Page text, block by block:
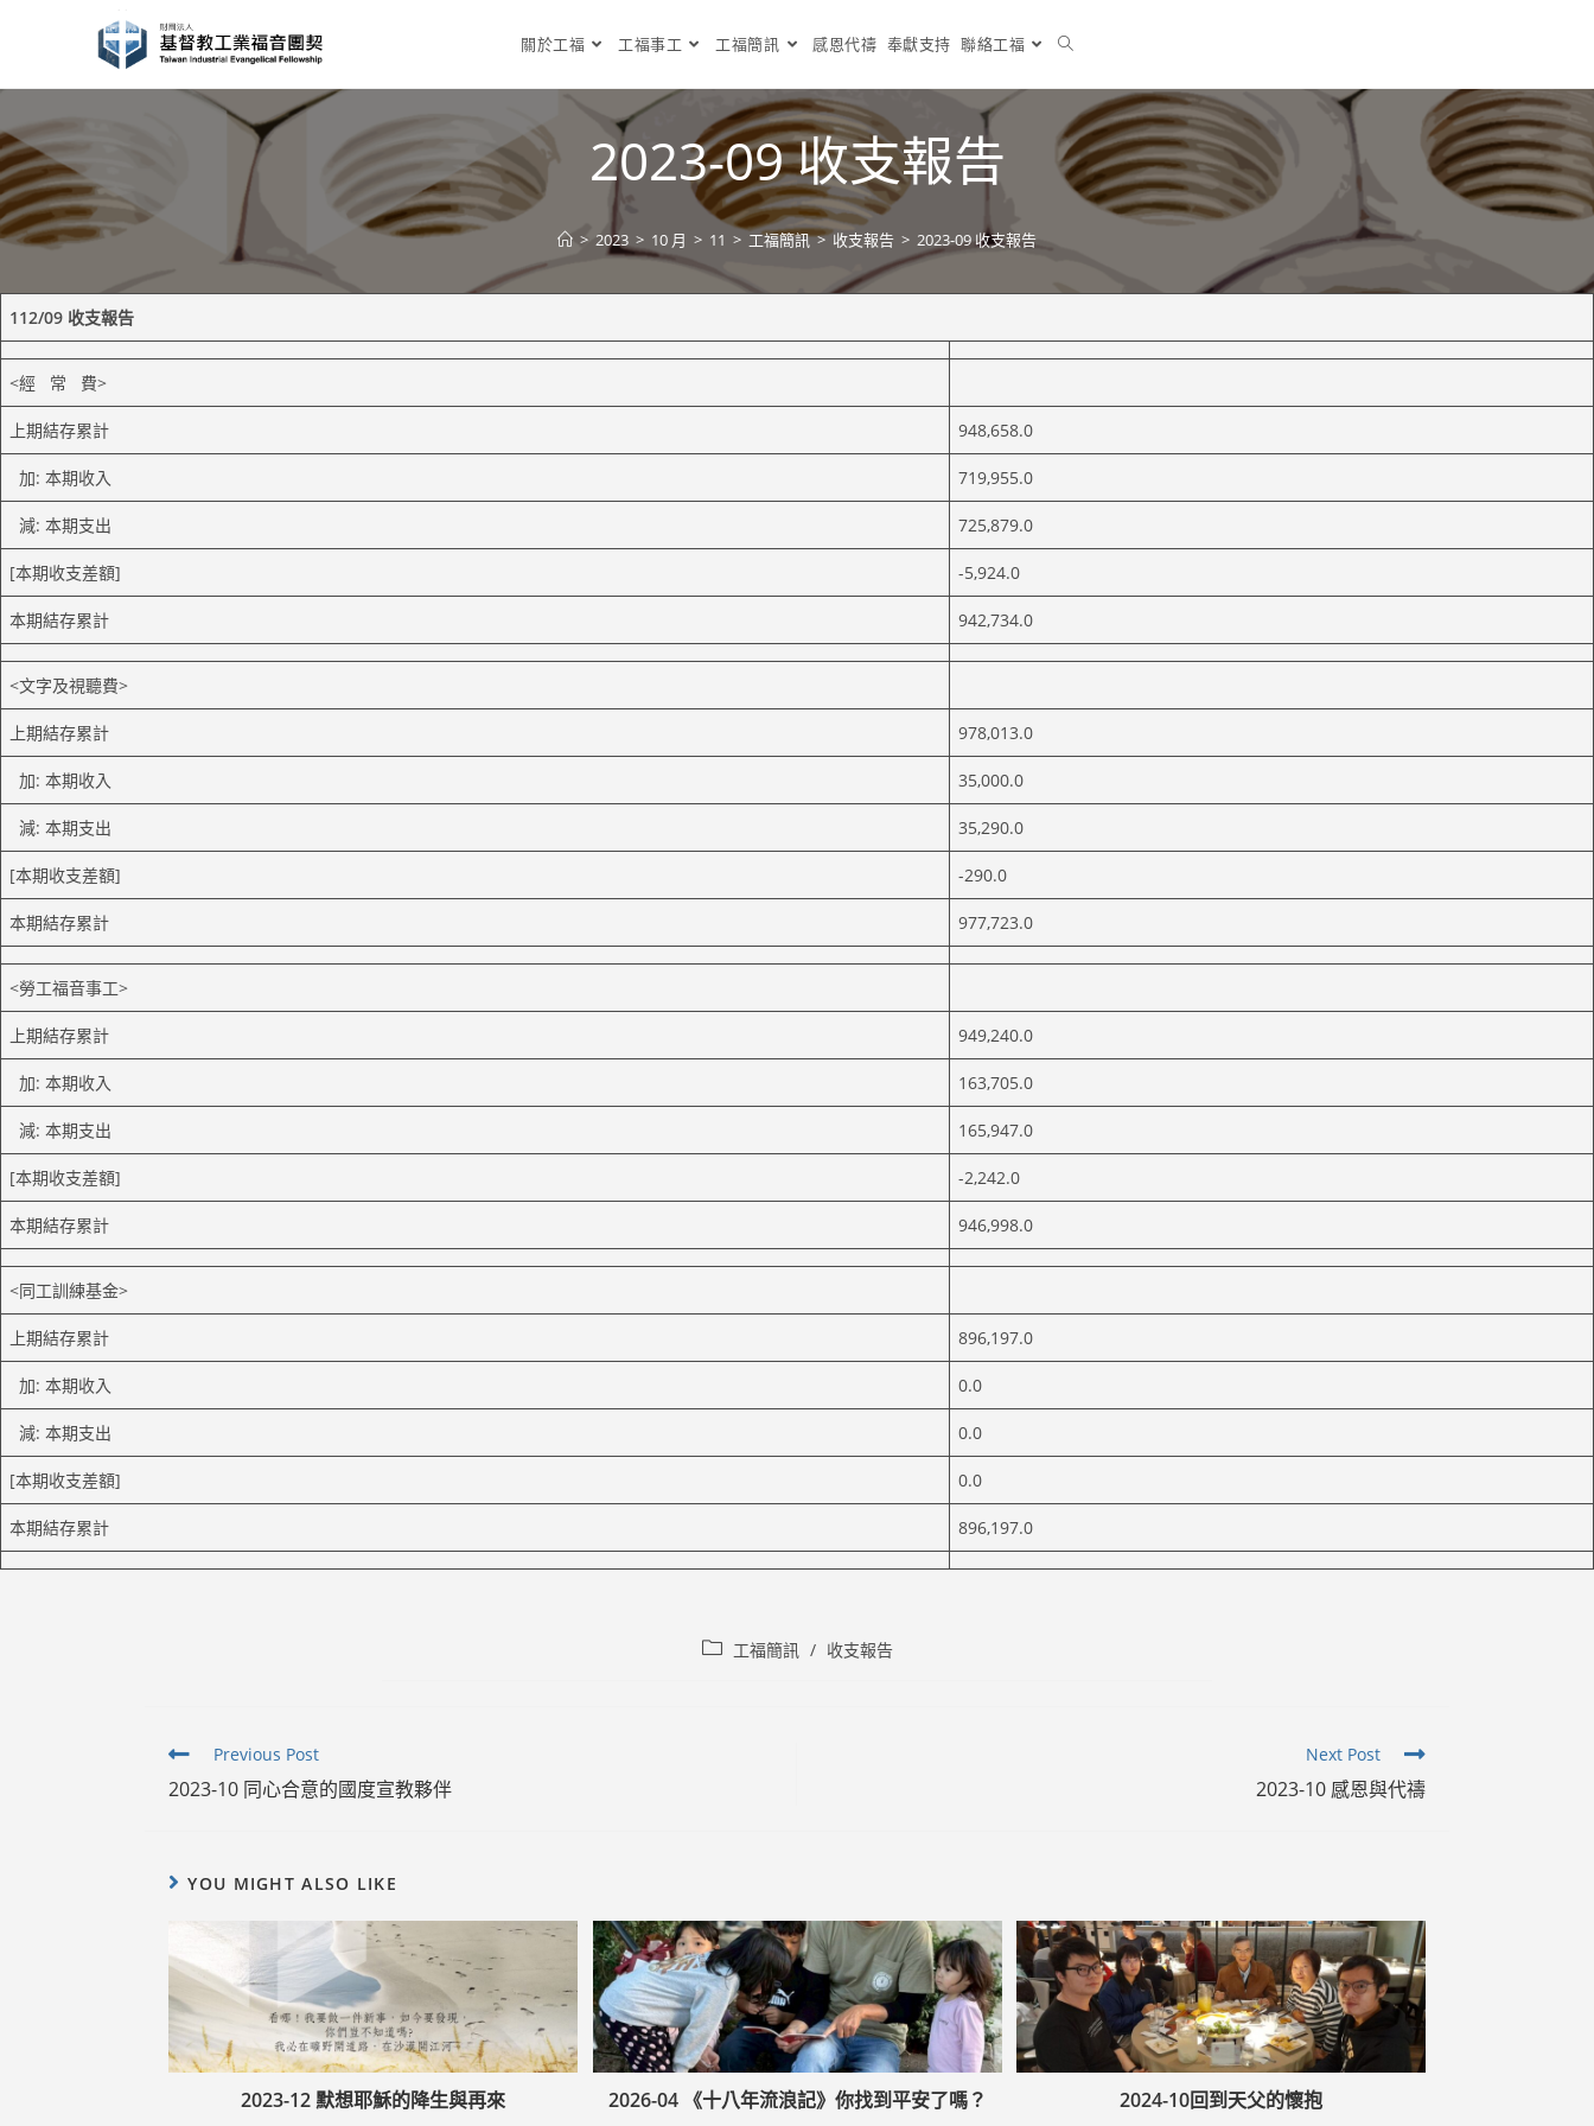
關於工福 工福事工 工福簡訊 感恩代禱 奉獻支持 聯絡工福
2023-09 收支報告
> 2023 > 10 月 > 11 > 工福簡訊 > 收支報告 > 2023-09 收支報告
112/09 收支報告
<經 常 費>
上期結存累計 948,658.0
加: 本期收入 719,955.0
減: 本期支出 725,879.0
[本期收支差額] -5,924.0
本期結存累計 942,734.0
<文字及視聽費>
上期結存累計 978,013.0
加: 本期收入 35,000.0
減: 本期支出 35,290.0
[本期收支差額] -290.0
本期結存累計 977,723.0
<勞工福音事工>
上期結存累計 949,240.0
加: 本期收入 163,705.0
減: 本期支出 165,947.0
[本期收支差額] -2,242.0
本期結存累計 946,998.0
<同工訓練基金>
上期結存累計 896,197.0
加: 本期收入 0.0
減: 本期支出 0.0
[本期收支差額] 0.0
本期結存累計 896,197.0
Post 工福簡訊 / 收支報告
Read
articles
Previous Post
2023-10 同心合意的國度宣教夥伴
Next Post
2023-10 感恩與代禱
YOU MIGHT ALSO LIKE
2023-12 默想耶穌的降生與再來 2026-04 《十八年流浪記》你找到平安了嗎？ 2024-10回到天父的懷抱